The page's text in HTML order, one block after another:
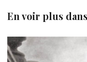
En voir plus dans